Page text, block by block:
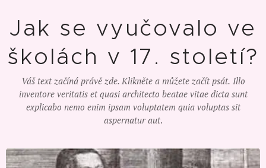
Jak se vyučovalo ve
školách v 17. století?
Váš text začíná právě zde. Klikněte a můžete začít psát. Illo
inventore veritatis et quasi architecto beatae vitae dicta sunt
explicabo nemo enim ipsam voluptatem quia voluptas sit
aspernatur aut.